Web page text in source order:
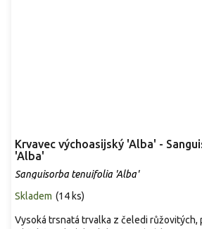
Krvavec výchoasijský 'Alba' -
'Alba'
Sanguisorba tenuifolia 'Alba'
Skladem (14 ks)
Vysoká trsnatá trvalka z čeledi růžovitých,